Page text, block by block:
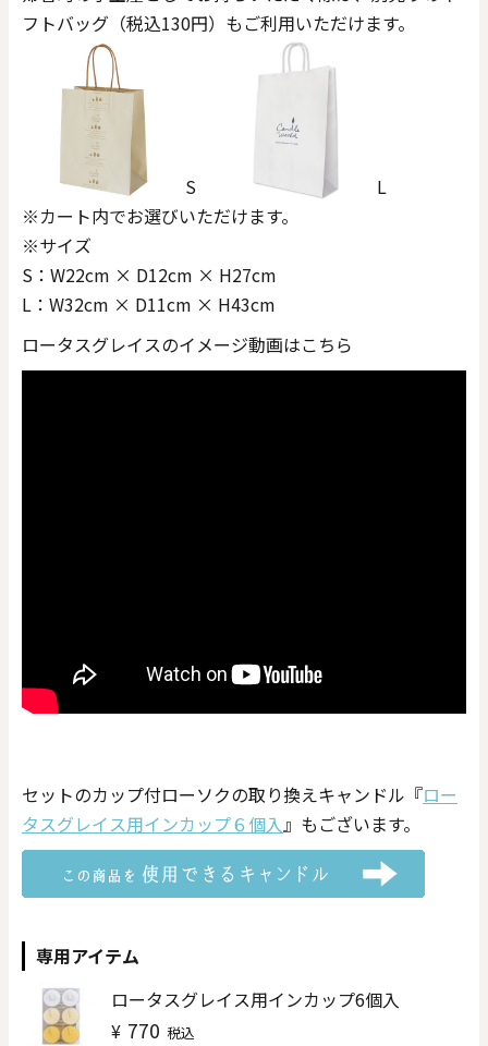
フトバッグ（税込130円）もご利用いただけます。
S
L
※カート内でお選びいただけます。
※サイズ
S：W22cm × D12cm × H27cm
L：W32cm × D11cm × H43cm
ロータスグレイスのイメージ動画はこちら
セットのカップ付ローソクの取り換えキャンドル『ロー
タスグレイス用インカップ６個入』もございます。
専用アイテム
ロータスグレイス用インカップ6個入
¥ 770 税込